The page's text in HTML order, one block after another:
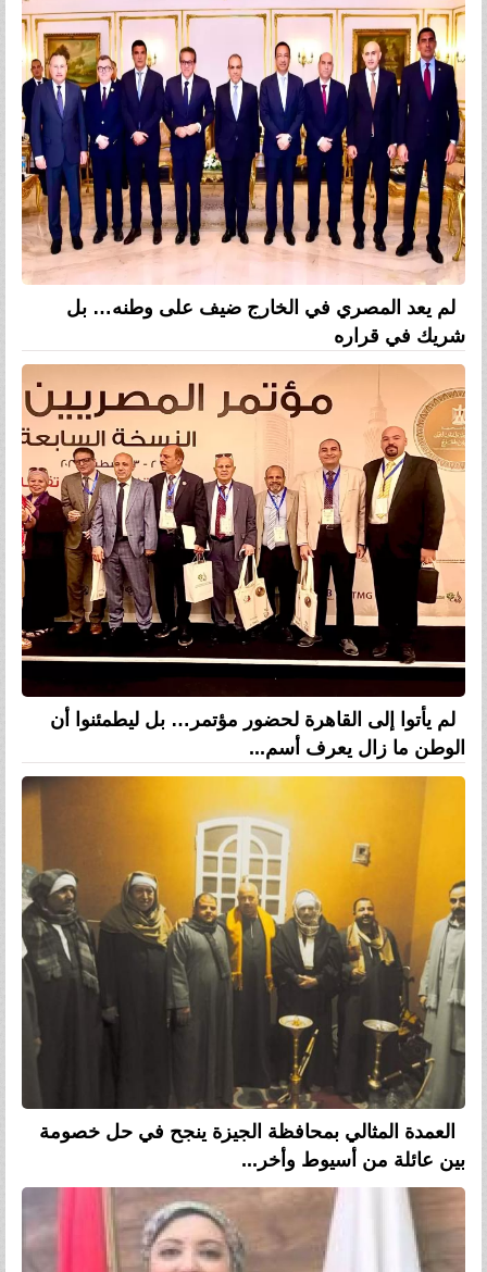
لم يعد المصري في الخارج ضيف على وطنه… بل
شريك في قراره
لم يأتوا إلى القاهرة لحضور مؤتمر… بل ليطمئنوا أن
الوطن ما زال يعرف أسم...
العمدة المثالي بمحافظة الجيزة ينجح في حل خصومة
بين عائلة من أسيوط وأخر...